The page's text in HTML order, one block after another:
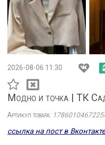
2026-08-06 11:30
Модно и точка | ТК
Артикул товара:
ссылка на пост в Вконтакте